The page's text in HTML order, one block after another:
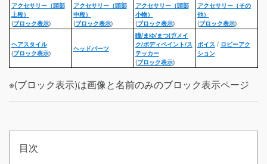
アクセサリー（頭部
上段）
(ブロック表示)
アクセサリー（頭部
中段）
(ブロック表示)
アクセサリー（頭部
小物）
(ブロック表示)
アクセサリー（その
他）
(ブロック表示)
ヘアスタイル
(ブロック表示)
ヘッドパーツ
瞳/まゆ/まつげ/メイ
ク/ボディペイント/ス
テッカー
(ブロック表示)
ボイス / ロビーアク
ション
※(ブロック表示)は画像と名前のみのブロック表示ページ
目次